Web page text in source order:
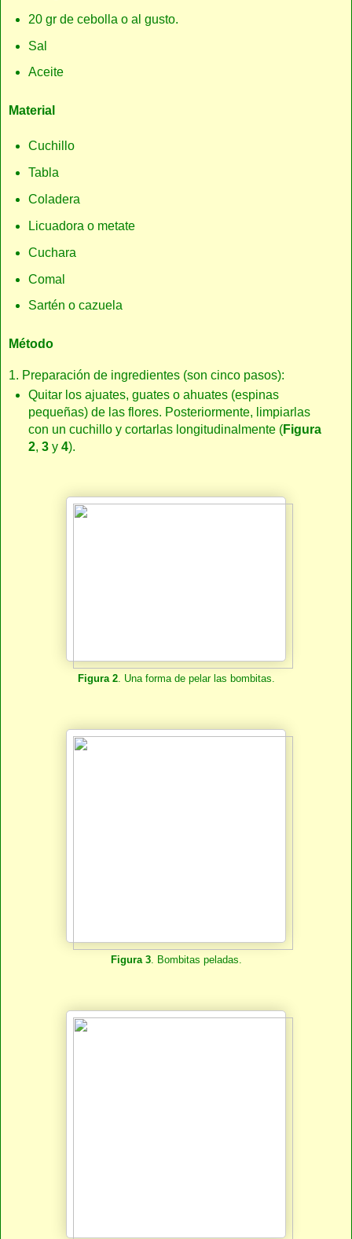
20 gr de cebolla o al gusto.
Sal
Aceite
Material
Cuchillo
Tabla
Coladera
Licuadora o metate
Cuchara
Comal
Sartén o cazuela
Método
1. Preparación de ingredientes (son cinco pasos):
Quitar los ajuates, guates o ahuates (espinas
pequeñas) de las flores. Posteriormente, limpiarlas
con un cuchillo y cortarlas longitudinalmente (Figura
2, 3 y 4).
Figura 2. Una forma de pelar las bombitas.
Figura 3. Bombitas peladas.